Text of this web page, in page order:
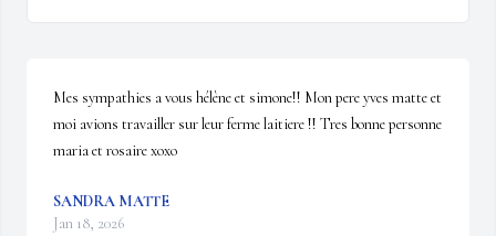
Mes sympathies a vous hélène et simone!! Mon pere yves matte et
moi avions travailler sur leur ferme laitiere !! Tres bonne personne
maria et rosaire xoxo
SANDRA MATTE
Jan 18, 2026